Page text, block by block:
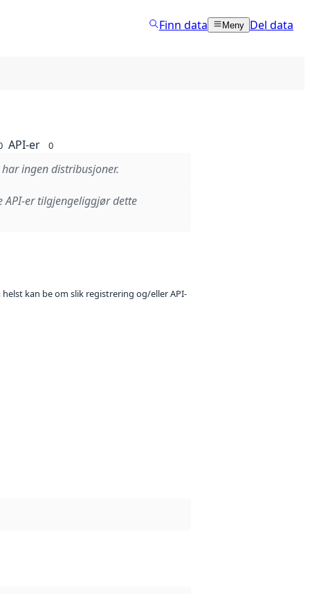
Finn data Meny Del data
API-er 0
ingen distribusjoner.
API-er tilgjengeliggjør dette
kan be om slik registrering og/eller API-